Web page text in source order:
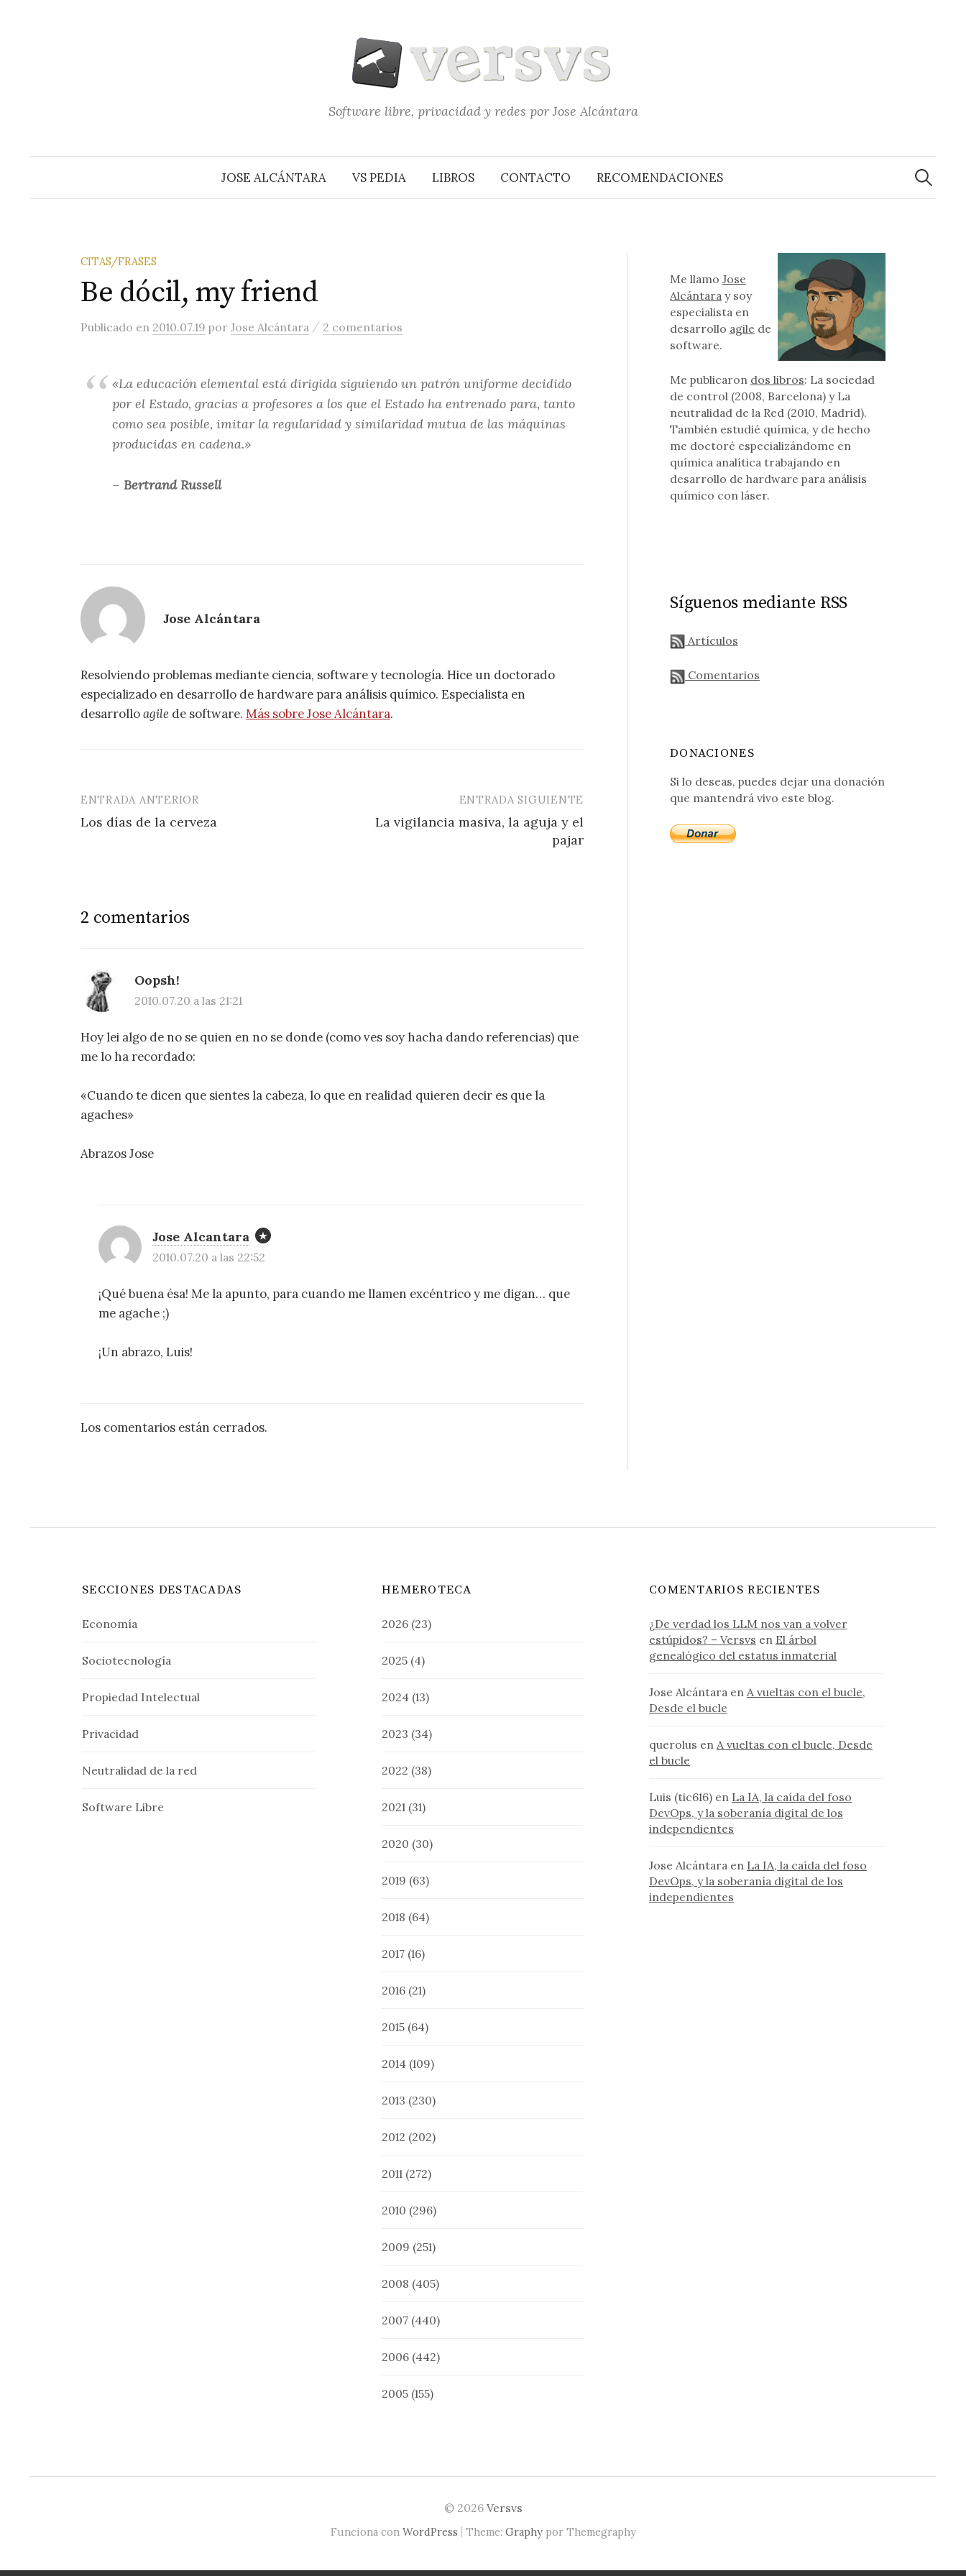
Software libre, privacidad y redes por Jose Alcántara
JOSE ALCÁNTARA VS PEDIA LIBROS CONTACTO RECOMENDACIONES
Buscar:
CITAS/FRASES
Be dócil, my friend
Publicado en 2010.07.19 por Jose Alcántara / 2 comentarios
«La educación elemental está dirigida siguiendo un patrón uniforme decidido
por el Estado, gracias a profesores a los que el Estado ha entrenado para, tanto
como sea posible, imitar la regularidad y similaridad mutua de las máquinas
producidas en cadena.»
– Bertrand Russell
Jose Alcántara
Resolviendo problemas mediante ciencia, software y tecnología. Hice un doctorado
especializado en desarrollo de hardware para análisis químico. Especialista en
desarrolloagile de software. Más sobre Jose Alcántara.
Navegación
de
ENTRADA ANTERIOR
Los días de la cerveza
ENTRADA SIGUIENTE
La vigilancia masiva, la aguja y el
pajar
2 comentarios
Oopsh!
2010.07.20 a las 21:21
Hoy lei algo de no se quien en no se donde (como ves soy hacha dando referencias) que
me lo ha recordado:
«Cuando te dicen que sientes la cabeza, lo que en realidad quieren decir es que la
agaches»
Abrazos Jose
Jose Alcantara
2010.07.20 a las 22:52
¡Qué buena ésa! Me la apunto, para cuando me llamen excéntrico y me digan… que
me agache ;)
¡Un abrazo, Luis!
Los comentarios están cerrados.
Me llamoJose
Alcántara y soy
especialista en
desarrollo agile de
software.
Me publicaron dos libros: La sociedad
de control (2008, Barcelona) y La
neutralidad de la Red (2010, Madrid).
También estudié química, y de hecho
me doctoré especializándome en
química analítica trabajando en
desarrollo de hardware para análisis
químico con láser.
Síguenos mediante RSS
Artículos
Comentarios
DONACIONES
Si lo deseas, puedes dejar una donación
que mantendrá vivo este blog.
SECCIONES DESTACADAS
Economía
Sociotecnología
Propiedad Intelectual
Privacidad
Neutralidad de la red
Software Libre
HEMEROTECA
2026 (23)
2025 (4)
2024 (13)
2023 (34)
2022 (38)
2021 (31)
2020 (30)
2019 (63)
2018 (64)
2017 (16)
2016 (21)
2015 (64)
2014 (109)
2013 (230)
2012 (202)
2011 (272)
2010 (296)
2009 (251)
2008 (405)
2007 (440)
2006 (442)
2005 (155)
COMENTARIOS RECIENTES
¿De verdad los LLM nos van a volver
estúpidos? – Versvs en El árbol
genealógico del estatus inmaterial
Jose Alcántara en A vueltas con el bucle,
Desde el bucle
querolus en A vueltas con el bucle, Desde
el bucle
Luis (tic616) en La IA, la caída del foso
DevOps, y la soberanía digital de los
independientes
Jose Alcántara en La IA, la caída del foso
DevOps, y la soberanía digital de los
independientes
© 2026 Versvs
Funciona con WordPress | Theme: Graphypor Themegraphy